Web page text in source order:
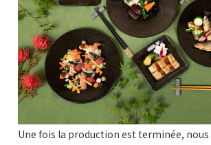
Une fois la production est terminée,